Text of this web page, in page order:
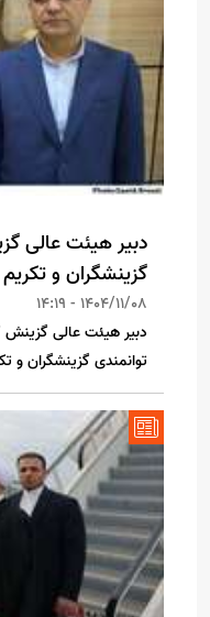
دبیر هیئت عالی
گزینشگران و
1404/11/08 - 14:19
دبیر هیئت عالی گزینش
توانمندی گزینشگران و